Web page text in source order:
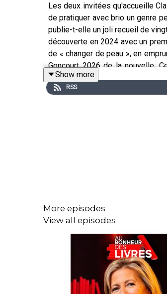
Les deux invitées qu'accueille
de pratiquer avec brio un genre
publie-t-elle un joli recueil de
découverte en 2024 avec un
de « changer de peau », en
Goncourt 2026 de la nouvelle.
condition.
Show more
RSS
More episodes
View all episodes